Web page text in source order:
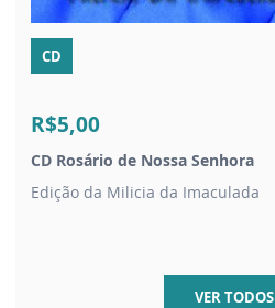
CD
R$5,00
CD Rosário de Nossa Senhora
Edição da Milicia da Imaculada
VER TODOS